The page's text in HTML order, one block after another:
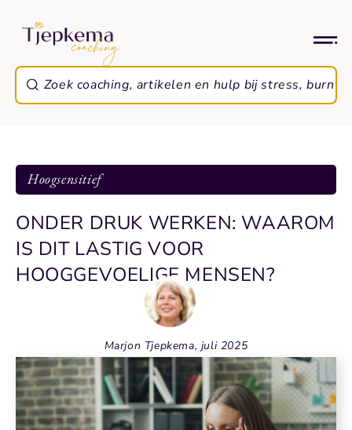
Hoogsensitief
ONDER DRUK WERKEN: WAAROM
IS DIT LASTIG VOOR
HOOGGEVOELIGE MENSEN?
Marjon Tjepkema, juli 2025